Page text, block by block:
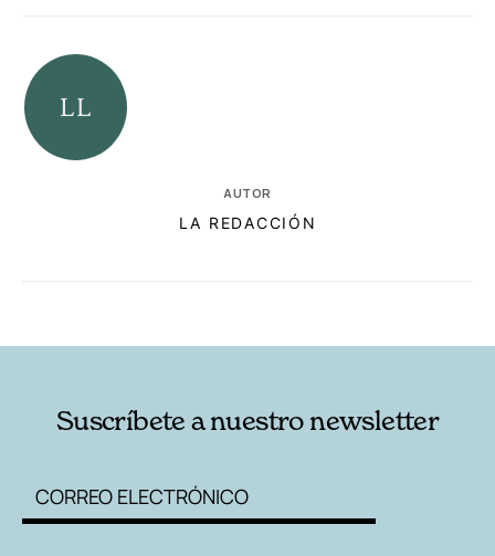
AUTOR
LA REDACCIÓN
Suscríbete a nuestro newsletter